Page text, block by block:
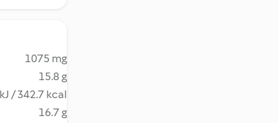
1075 mg
15.8 g
/ 342.7 kcal
16.7 g